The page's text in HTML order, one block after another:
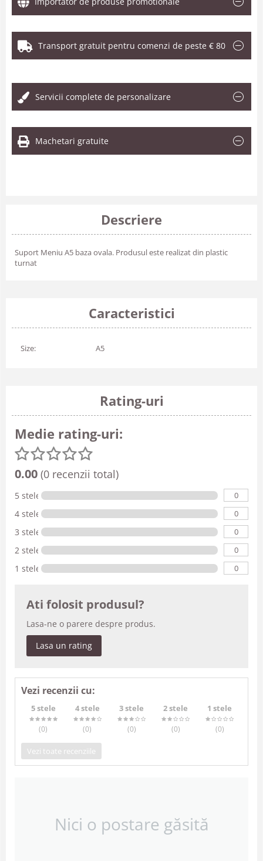
Transport gratuit pentru comenzi de peste € 80
Servicii complete de personalizare
Machetari gratuite
Descriere
Suport Meniu A5 baza ovala. Produsul este realizat din plastic
turnat
Caracteristici
Size: A5
Rating-uri
Medie rating-uri:
0.00 (0 recenzii total)
5 stele 0
4 stele 0
3 stele 0
2 stele 0
1 stele 0
Ati folosit produsul?
Lasa-ne o parere despre produs.
Lasa un rating
Vezi recenzii cu:
5 stele
(0)
4 stele
(0)
3 stele
(0)
2 stele
(0)
1 stele
(0)
Vezi toate recenziile
Nici o postare găsită